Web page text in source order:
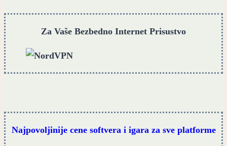
Za Vaše Bezbedno Internet Prisustvo
Najpovoljinije cene softvera i igara za sve platforme